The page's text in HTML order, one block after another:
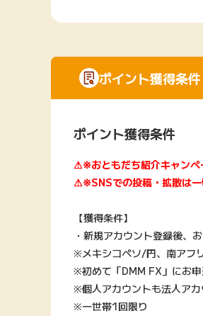
ポイント獲得条件
ポイント獲得条件
⚠※おともだち紹介キャンペ
⚠※SNSでの投稿・拡散は
【獲得条件】
・新規アカウント登録後、
※メキシコペソ/円、南アフ
※初めて「DMM FX」にお
※個人アカウントも法人ア
※一世帯1回限り